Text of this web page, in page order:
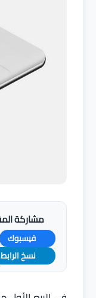
مشاركة
فيسبوك
نسخ الرابط